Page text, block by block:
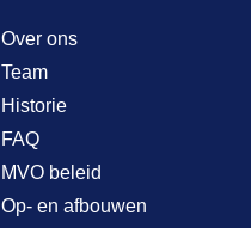
Over ons
Team
Historie
FAQ
MVO beleid
Op- en afbouwen